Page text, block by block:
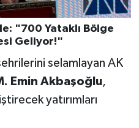
"700 Yataklı Bölge
Geliyor!"
selamlayan AK
Emin Akbaşoğlu,
yatırımları